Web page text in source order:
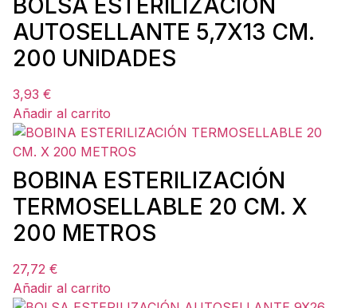
BOLSA ESTERILIZACIÓN
AUTOSELLANTE 5,7X13 CM.
200 UNIDADES
3,93 €
Añadir al carrito
BOBINA ESTERILIZACIÓN
TERMOSELLABLE 20 CM. X
200 METROS
27,72 €
Añadir al carrito